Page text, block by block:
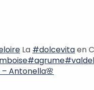
La #dolcevitaen
#agrume
Antonella🌸